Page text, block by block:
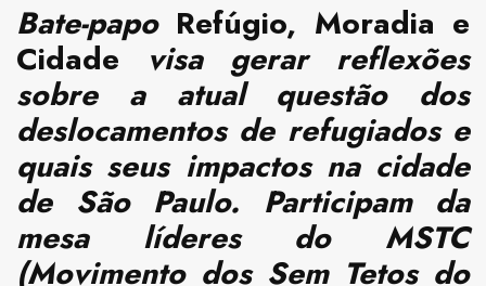
Bate-papoRefúgio, Moradia e
Cidade visa gerar reflexões
sobre a atual questão dos
deslocamentos de refugiados e
quais seus impactos na cidade
de São Paulo. Participam da
mesa líderes do MSTC
(Movimento dos Sem Tetos do